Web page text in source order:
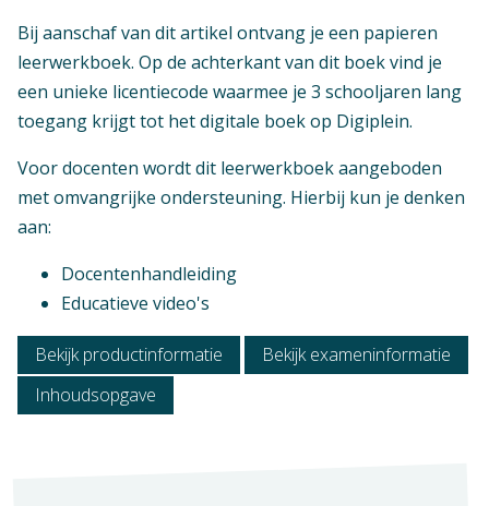
Context
Mbo: Niveau 2 breed
Praktijkvak
Verschijningsvorm
E+Boek
Aantal pagina's
270
Bij aanschaf van dit artikel ontvang je een papieren
leerwerkboek. Op de achterkant van dit boek vind je
een unieke licentiecode waarmee je 3 schooljaren lang
toegang krijgt tot het digitale boek op Digiplein.
Voor docenten wordt dit leerwerkboek aangeboden
met omvangrijke ondersteuning. Hierbij kun je denken
aan:
Docentenhandleiding
Educatieve video's
Bekijk productinformatie
Bekijk exameninformatie
Inhoudsopgave